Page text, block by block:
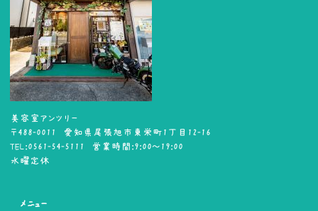
美容室アンツリー
〒488-0011 愛知県尾張旭市東栄町1丁目12-16
TEL:0561-54-5111 営業時間:9:00～19:00
水曜定休
メニュー